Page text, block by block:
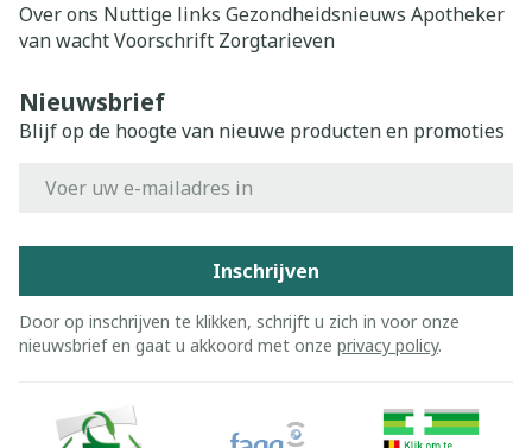
Over ons Nuttige links Gezondheidsnieuws Apotheker
van wachtVoorschrift Zorgtarieven
Nieuwsbrief
Blijf op de hoogte van nieuwe producten en promoties
Inschrijven
Door op inschrijven te klikken, schrijft u zich in voor onze
nieuwsbrief en gaat u akkoord met onze privacy policy.